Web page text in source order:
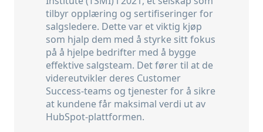
tilbyr opplæring og sertifiseringer for
salgsledere. Dette var et viktig kjøp
som hjalp dem med å styrke sitt fokus
på å hjelpe bedrifter med å bygge
effektive salgsteam. Det fører til at de
videreutvikler deres Customer
Success-teams og tjenester for å sikre
at kundene får maksimal verdi ut av
HubSpot-plattformen.